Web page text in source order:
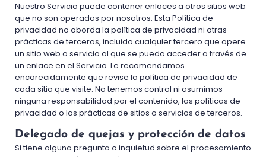
Nuestro Servicio puede contener enlaces a otros sitios web
que no son operados por nosotros. Esta Política de
privacidad no aborda la política de privacidad ni otras
prácticas de terceros, incluido cualquier tercero que opere
un sitio web o servicio al que se pueda acceder a través de
un enlace en el Servicio. Le recomendamos
encarecidamente que revise la política de privacidad de
cada sitio que visite. No tenemos control ni asumimos
ninguna responsabilidad por el contenido, las políticas de
privacidad o las prácticas de sitios o servicios de terceros.
Delegado de quejas y protección de datos
Si tiene alguna pregunta o inquietud sobre el procesamiento